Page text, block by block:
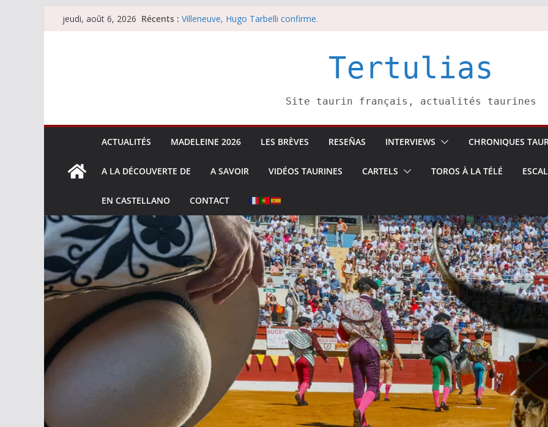
Passerjeudi, août 6, 2026 Récents : Villeneuve, Hugo Tarbelli confirme.
Tertulias
Site taurin français, actualités taurines
ACTUALITÉS MADELEINE 2026 LES BRÈVES RESEÑAS INTERVIEWS CHRONIQUES
A LA DÉCOUVERTE DE A SAVOIR VIDÉOS TAURINES CARTELS TOROS À LA TÉLÉ
EN CASTELLANO CONTACT